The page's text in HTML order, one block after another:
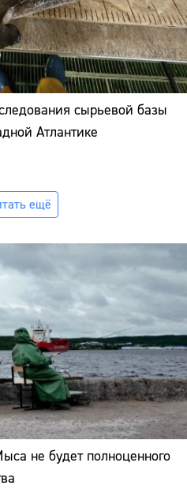
сырьевой базы
Атлантике
ещё
не будет полноценного